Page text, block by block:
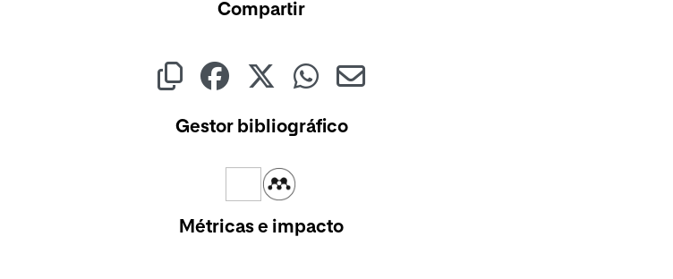
Compartir
Gestor bibliográfico
Métricas e impacto